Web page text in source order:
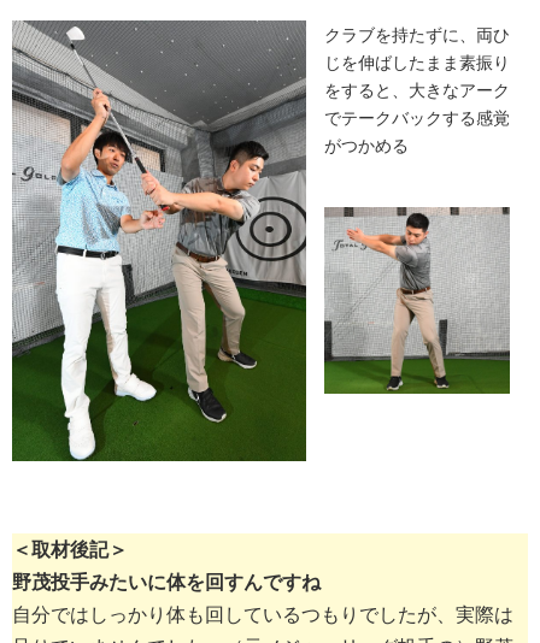
クラブを持たずに、両ひ
じを伸ばしたまま素振り
をすると、大きなアーク
でテークバックする感覚
がつかめる
＜取材後記＞
野茂投手みたいに体を回すんですね
自分ではしっかり体も回しているつもりでしたが、実際は